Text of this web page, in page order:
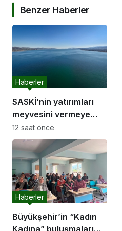
Benzer Haberler
SASKİ’nin yatırımları
meyvesini vermeye
başladı:
Haberler
12 saat önce
Büyükşehir’in “Kadın
Haberler